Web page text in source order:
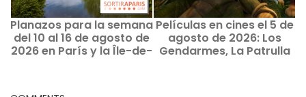
Planazos para la semana
del 10 al 16 de agosto de
2026 en París y la Île-de-
Películas en cines el 5 de
agosto de 2026: Los
Gendarmes, La Patrulla